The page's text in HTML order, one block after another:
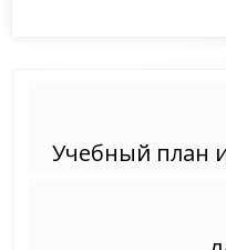
Учебный план